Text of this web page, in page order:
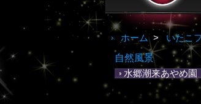
ホーム > いたこ
自然風景
水郷潮来あやめ園